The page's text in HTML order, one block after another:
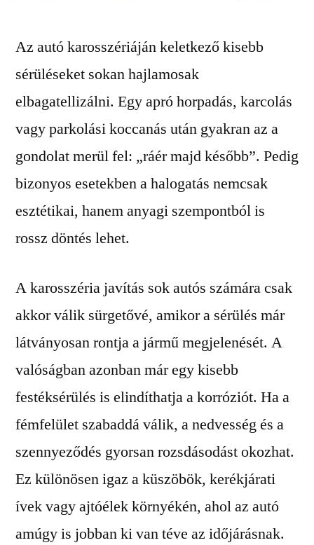
Az autó karosszériáján keletkező kisebb
sérüléseket sokan hajlamosak
elbagatellizálni. Egy apró horpadás, karcolás
vagy parkolási koccanás után gyakran az a
gondolat merül fel: „ráér majd később”. Pedig
bizonyos esetekben a halogatás nemcsak
esztétikai, hanem anyagi szempontból is
rossz döntés lehet.
A karosszéria javítás sok autós számára csak
akkor válik sürgetővé, amikor a sérülés már
látványosan rontja a jármű megjelenését. A
valóságban azonban már egy kisebb
festéksérülés is elindíthatja a korróziót. Ha a
fémfelület szabaddá válik, a nedvesség és a
szennyeződés gyorsan rozsdásodást okozhat.
Ez különösen igaz a küszöbök, kerékjárati
ívek vagy ajtóélek környékén, ahol az autó
amúgy is jobban ki van téve az időjárásnak.